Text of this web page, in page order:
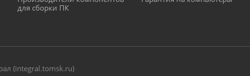
для сборки ПК
(integral.tomsk.ru)